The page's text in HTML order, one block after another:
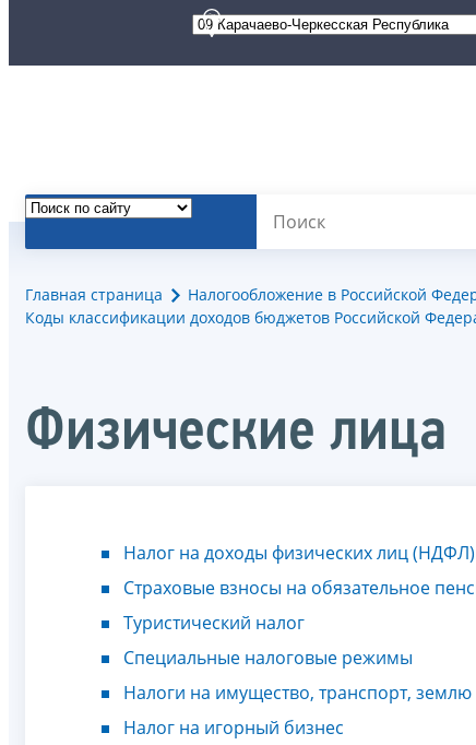
Главная страница
Налогообложение в Российской
Коды классификации доходов бюджетов Российской
Физические лица
Налог на доходы физических лиц (НДФЛ)
Страховые взносы на обязательное
Туристический налог
Специальные налоговые режимы
Налоги на имущество, транспорт, землю
Налог на игорный бизнес